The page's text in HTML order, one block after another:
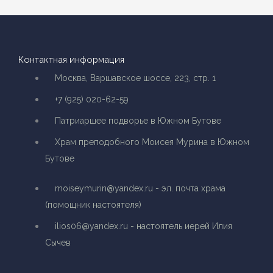
Контактная информация
Москва, Варшавское шоссе, 223, стр. 1
+7 (925) 020-62-59
Патриаршее подворье в Южном Бутове
Храм преподобного Моисея Мурина в Южном
Бутове
moiseymurin@yandex.ru - эл. почта храма
(помощник настоятеля)
ilios06@yandex.ru - настоятель иерей Илия
Сычев